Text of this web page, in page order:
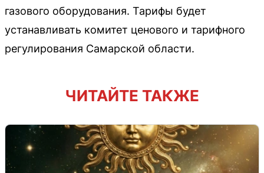
газового оборудования. Тарифы будет
устанавливать комитет ценового и тарифного
регулирования Самарской области.
ЧИТАЙТЕ ТАКЖЕ